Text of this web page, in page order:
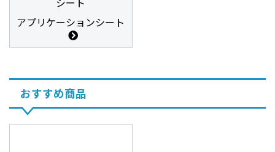
アプリケーションシート
おすすめ商品